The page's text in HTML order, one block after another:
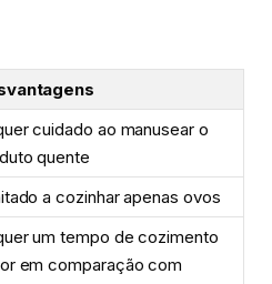
cuidado ao manusear o
quente
a cozinhar apenas ovos
um tempo de cozimento
em comparação com